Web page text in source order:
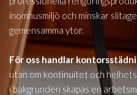
inomhusmiljö och minskar
gemensamma ytor.
För oss handlar
utan om kontinuitet och
i bakgrunden skapas en